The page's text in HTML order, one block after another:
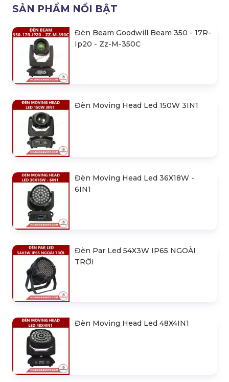
SẢN PHẨM NỔI BẬT
Đèn Beam Goodwill Beam 350 - 17R-
Ip20 - Zz-M-350C
Đèn Moving Head Led 150W 3IN1
Đèn Moving Head Led 36X18W -
6IN1
Đèn Par Led 54X3W IP65 NGOÀI
TRỜI
Đèn Moving Head Led 48X4IN1